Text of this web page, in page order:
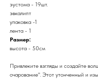
эустома - 19шт.
эвкалипт
упаковка -1
лента - 1
Размер:
высота - 50см
Привлеките взгляды и создайте
очарование". Этот утонченный и